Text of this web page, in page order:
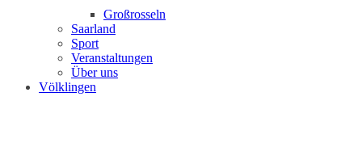
Großrosseln
Saarland
Sport
Veranstaltungen
Über uns
Völklingen